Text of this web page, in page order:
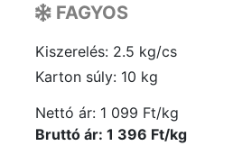
FAGYOS
Kiszerelés: 2.5 kg/cs
Karton súly: 10 kg
Nettó ár: 1 099 Ft/kg
Bruttó ár: 1 396 Ft/kg